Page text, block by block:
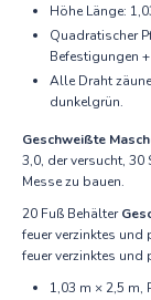
Höhe Länge:
Quadratischer
Befestigungen
Alle Draht
dunkelgrün.
Geschweißte
3,0, der versucht, 30
Messe zu bauen.
20 Fuß Behälter
feuer verzinktes und
feuer verzinktes und
1,03 m × 2,5 m,